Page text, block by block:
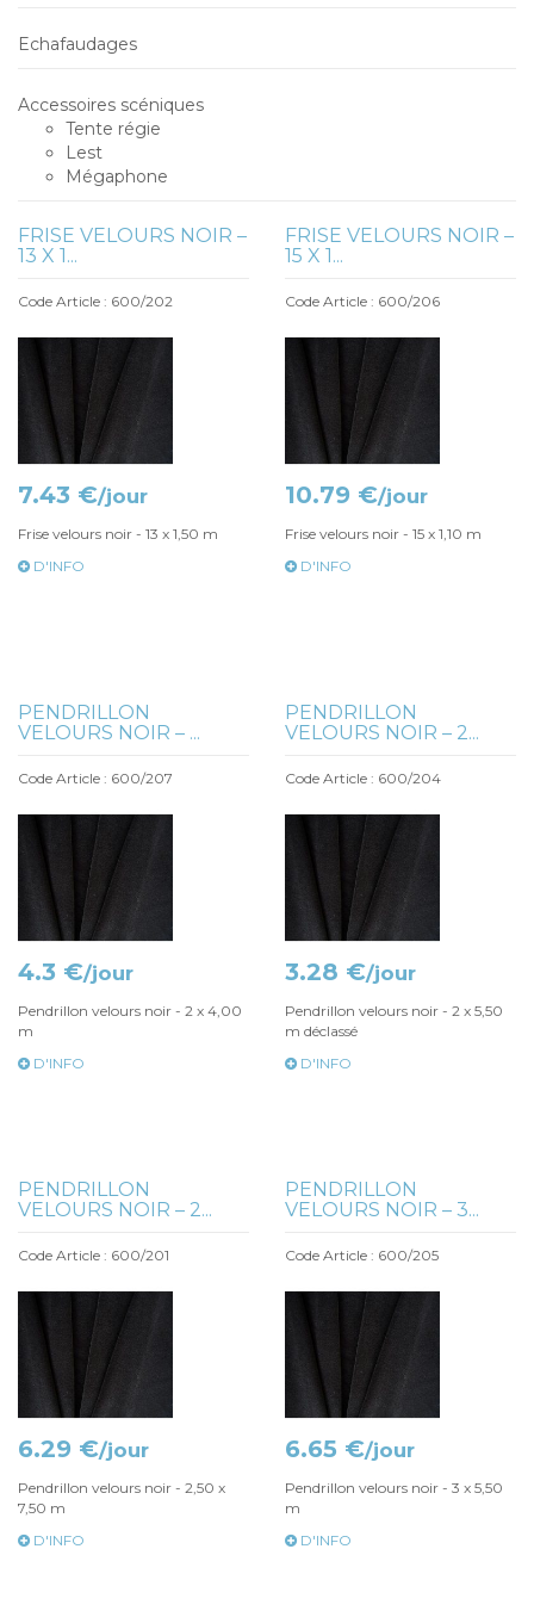
Echafaudages
Accessoires scéniques
Tente régie
Lest
Mégaphone
FRISE VELOURS NOIR –
13 X 1...
Code Article : 600/202
7.43 €/jour
Frise velours noir - 13 x 1,50 m
D'INFO
FRISE VELOURS NOIR –
15 X 1...
Code Article : 600/206
10.79 €/jour
Frise velours noir - 15 x 1,10 m
D'INFO
PENDRILLON
VELOURS NOIR – ...
Code Article : 600/207
4.3 €/jour
Pendrillon velours noir - 2 x 4,00
m
D'INFO
PENDRILLON
VELOURS NOIR – 2...
Code Article : 600/204
3.28 €/jour
Pendrillon velours noir - 2 x 5,50
m déclassé
D'INFO
PENDRILLON
VELOURS NOIR – 2...
Code Article : 600/201
6.29 €/jour
Pendrillon velours noir - 2,50 x
7,50 m
D'INFO
PENDRILLON
VELOURS NOIR – 3...
Code Article : 600/205
6.65 €/jour
Pendrillon velours noir - 3 x 5,50
m
D'INFO